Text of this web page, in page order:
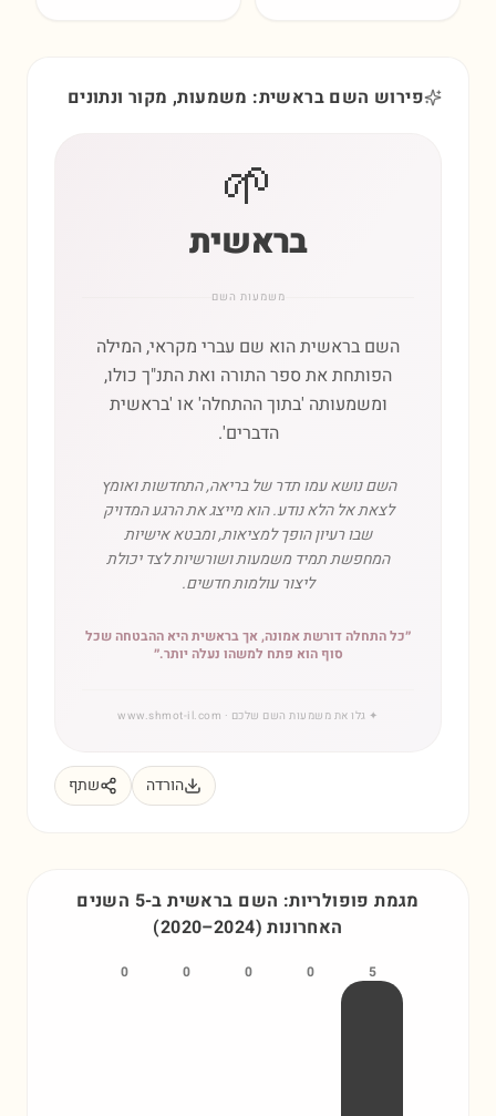
פירוש השם בראשית: משמעות, מקור ונתונים
🌱
בראשית
משמעות השם
השם בראשית הוא שם עברי מקראי, המילה
הפותחת את ספר התורה ואת התנ"ך כולו,
ומשמעותה 'בתוך ההתחלה' או 'בראשית
הדברים'.
השם נושא עמו תדר של בריאה, התחדשות ואומץ
לצאת אל הלא נודע. הוא מייצג את הרגע המדויק
שבו רעיון הופך למציאות, ומבטא אישיות
המחפשת תמיד משמעות ושורשיות לצד יכולת
ליצור עולמות חדשים.
״כל התחלה דורשת אמונה, אך בראשית היא ההבטחה שכל
סוף הוא פתח למשהו נעלה יותר.״
✦ גלו את משמעות השם שלכם · www.shmot-il.com
הורדה שתף
מגמת פופולריות: השם בראשית
ב-5 השנים
האחרונות
(2020–2024)
5
0
0
0
0